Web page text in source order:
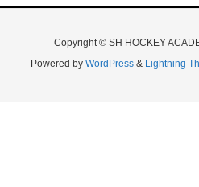
Copyright © SH HOCKEY
Powered by WordPress& Lightning